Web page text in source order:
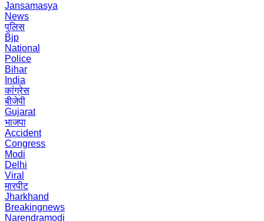
Jansamasya
News
पुलिस
Bjp
National
Police
Bihar
India
कांग्रेस
बीजेपी
Gujarat
भाजपा
Accident
Congress
Modi
Delhi
Viral
मारपीट
Jharkhand
Breakingnews
Narendramodi